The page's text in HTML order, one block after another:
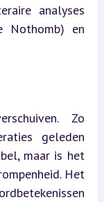
analyses
Nothomb) en
Zo
geleden
maar is het
Het